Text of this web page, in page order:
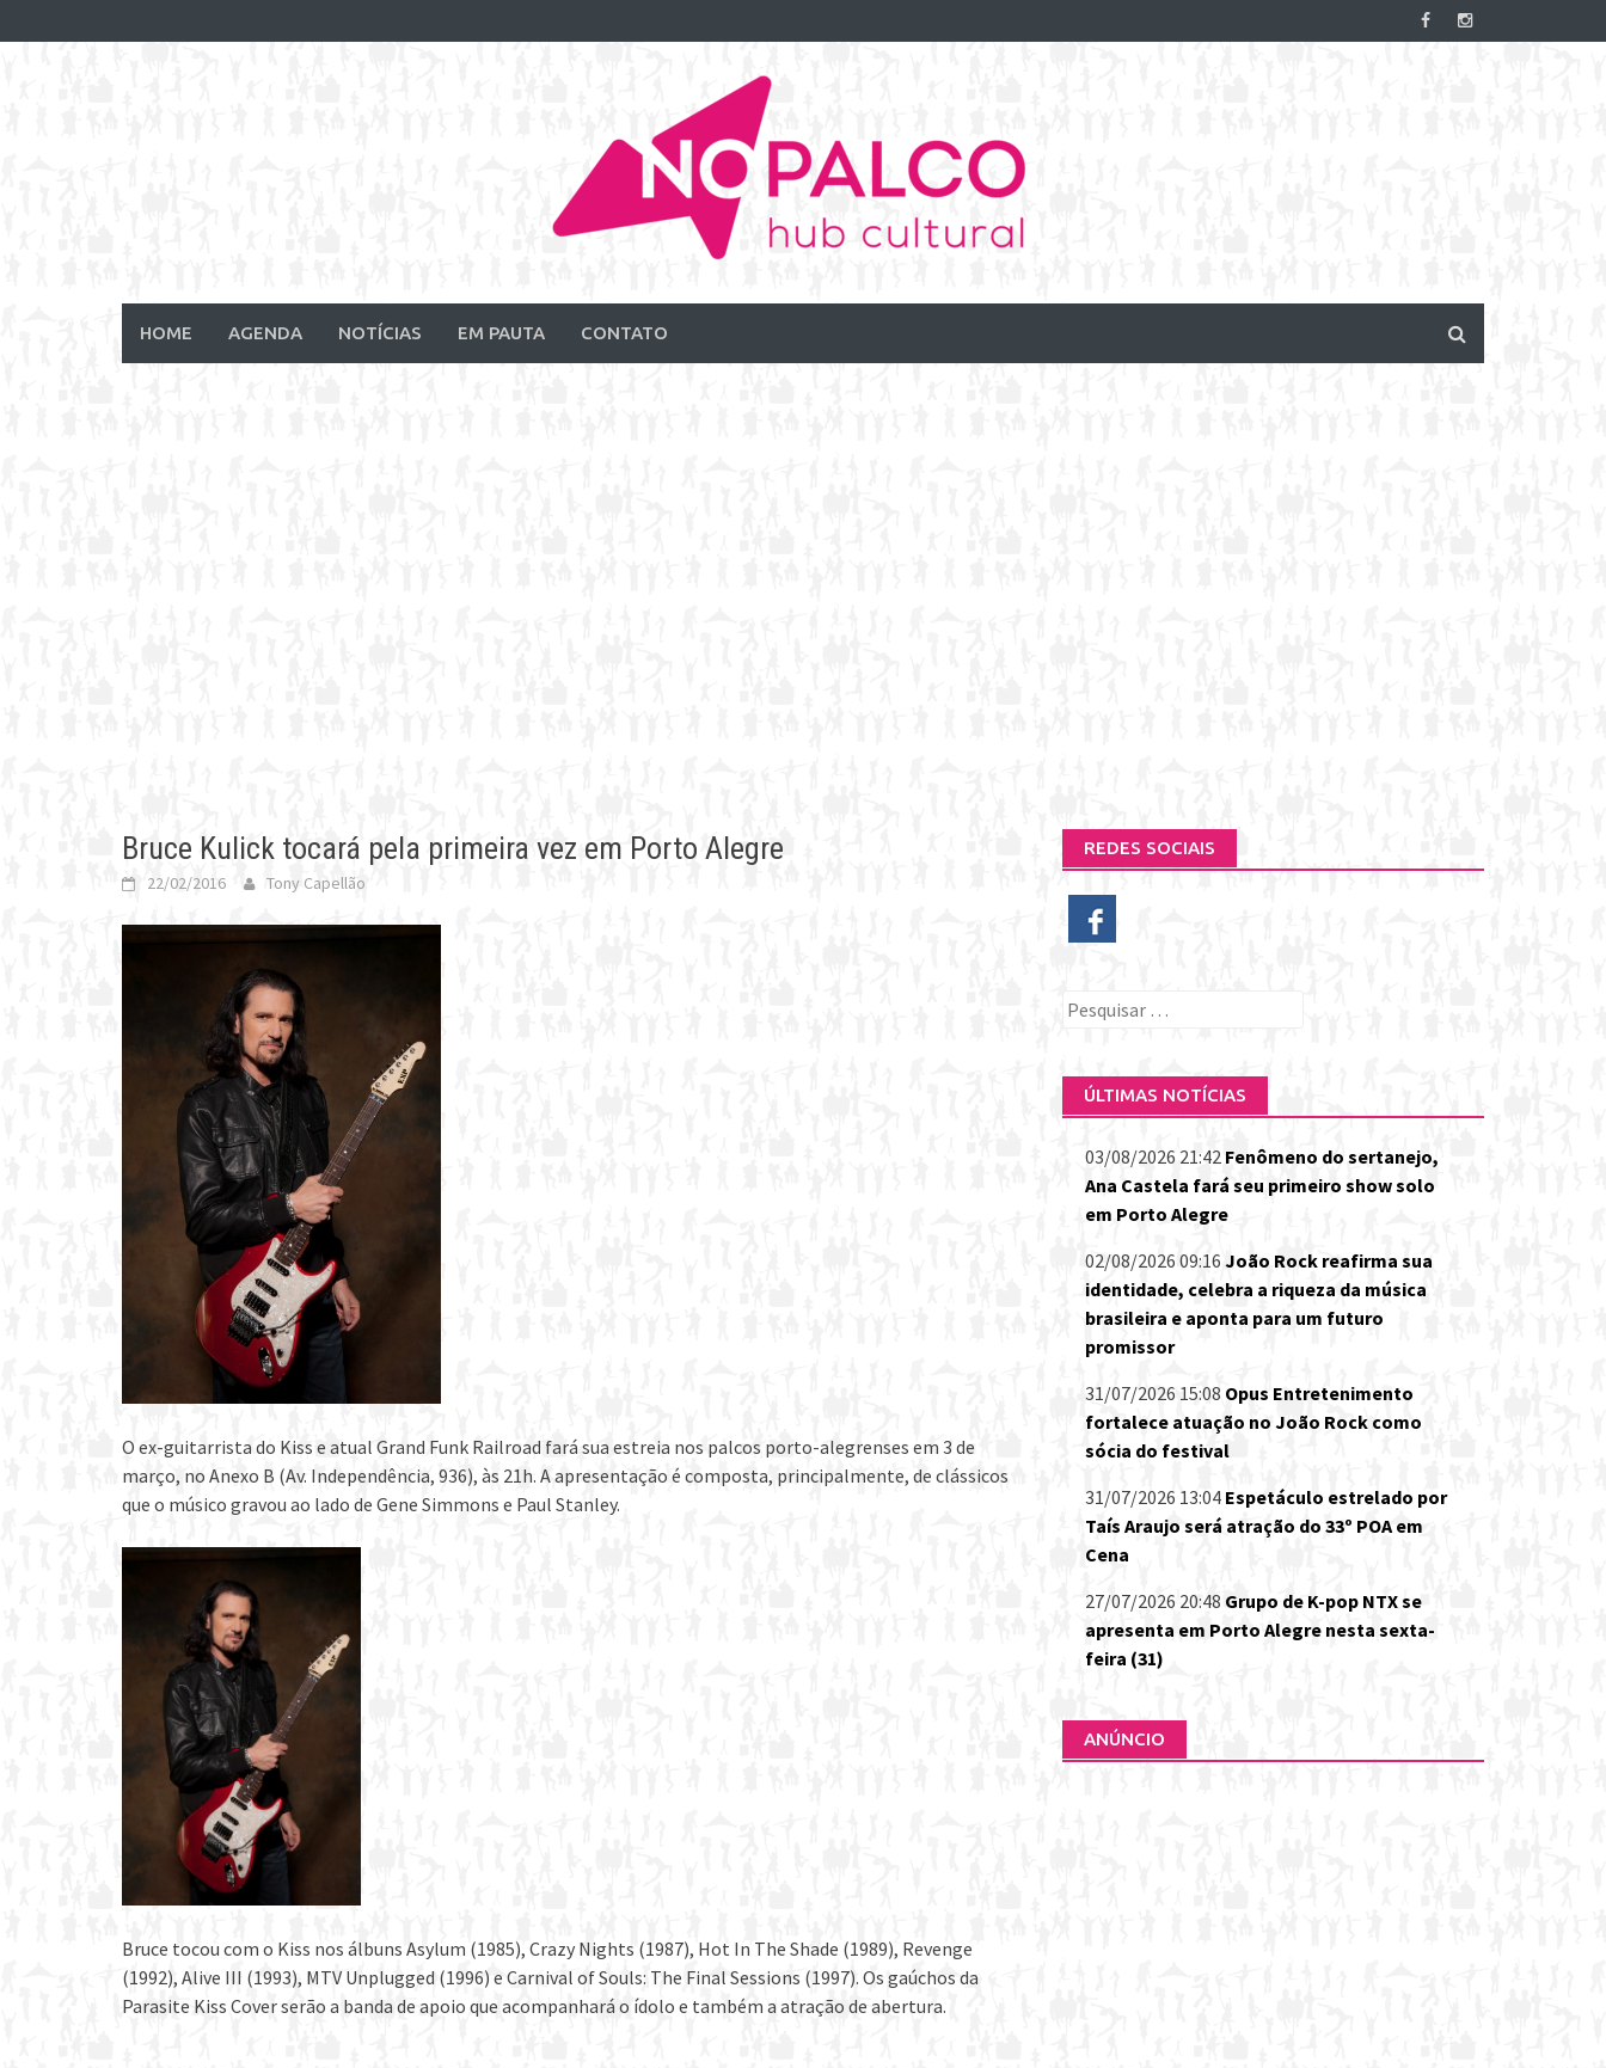
to
HOME AGENDA NOTÍCIAS EM PAUTA CONTATO
Bruce Kulick tocará pela primeira vez em Porto Alegre
22/02/2016 Tony Capellão
O ex-guitarrista do Kiss e atual Grand Funk Railroad fará sua estreia nos palcos porto-alegrenses em 3 de
março, no Anexo B (Av. Independência, 936), às 21h. A apresentação é composta, principalmente, de clássicos
que o músico gravou ao lado de Gene Simmons e Paul Stanley.
Bruce tocou com o Kiss nos álbuns Asylum (1985), Crazy Nights (1987), Hot In The Shade (1989), Revenge
(1992), Alive III (1993), MTV Unplugged (1996) e Carnival of Souls: The Final Sessions (1997). Os gaúchos da
Parasite Kiss Cover serão a banda de apoio que acompanhará o ídolo e também a atração de abertura.
REDES SOCIAIS
Pesquisar
ÚLTIMAS NOTÍCIAS
03/08/2026 21:42 Fenômeno do sertanejo,
Ana Castela fará seu primeiro show solo
em Porto Alegre
02/08/2026 09:16 João Rock reafirma sua
identidade, celebra a riqueza da música
brasileira e aponta para um futuro
promissor
31/07/2026 15:08 Opus Entretenimento
fortalece atuação no João Rock como
sócia do festival
31/07/2026 13:04 Espetáculo estrelado por
Taís Araujo será atração do 33º POA em
Cena
27/07/2026 20:48 Grupo de K-pop NTX se
apresenta em Porto Alegre nesta sexta-
feira (31)
ANÚNCIO